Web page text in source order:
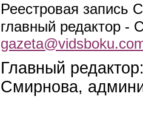
Реестровая запись
главный редактор -
Главный
Смирнова,